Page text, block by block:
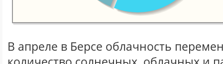
В апреле в Берсе облачность